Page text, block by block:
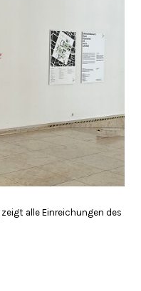
zeigt alle Einreichungen des